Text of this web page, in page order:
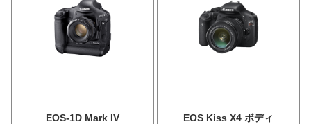
EOS-1D Mark IV EOS Kiss X4 ボディ